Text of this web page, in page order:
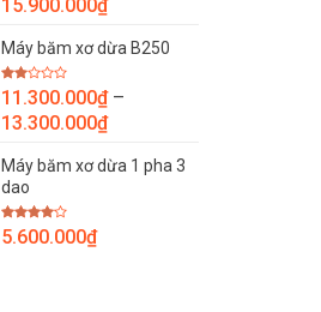
đến
15.900.000₫
từ
đến
15.900.000₫
Máy băm xơ dừa B250
Được
xếp
hạng
2.00
sao
11.300.000₫ –
13.300.000₫Khoảng
từ
Máy băm xơ dừa 1 pha 3
dao
Được
xếp
5.600.000₫